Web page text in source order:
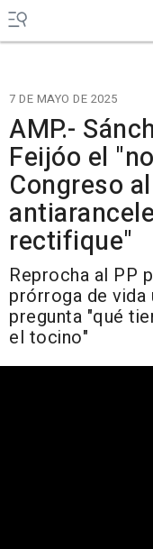
7 DE MAYO DE 2025
AMP.-
Feijóo el
Congreso
rectifique"
Reprocha al PP
prórroga de
pregunta "qué
el tocino"